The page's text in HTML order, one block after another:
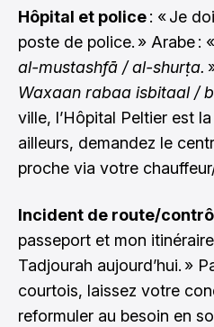
Hôpital et police: « Je
poste de police. » Arabe : «
al-mustashfā / al-shurṭa.
Waxaan rabaa isbitaal /
ville, l’Hôpital Peltier est
ailleurs, demandez le
proche via votre
Incident de route/
passeport et mon
Tadjourah aujourd’hui. »
courtois, laissez votre
reformuler au besoin en